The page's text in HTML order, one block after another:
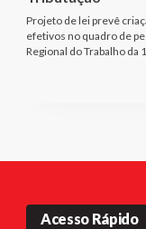
Projeto de lei prevê
efetivos no quadro de
Regional do Trabalho da
Acesso Rápido